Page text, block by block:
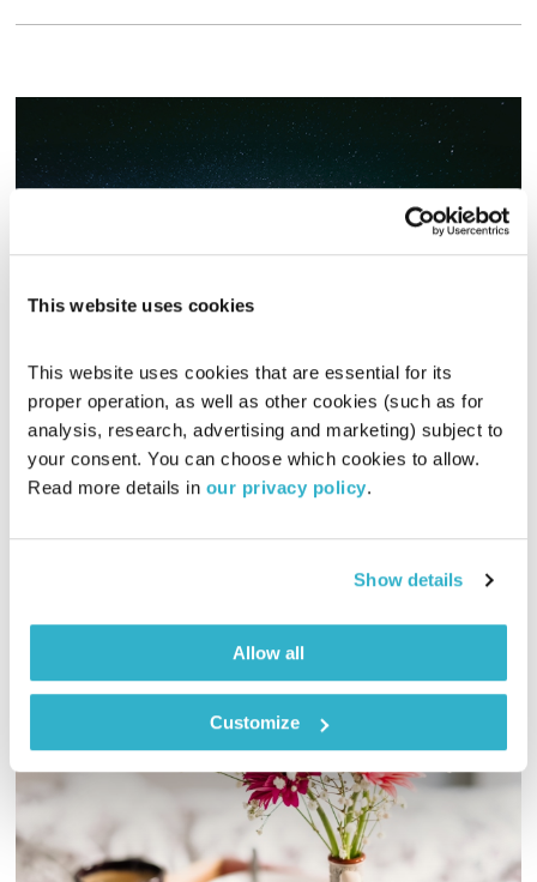
This website uses cookies
This website uses cookies that are essential for its
proper operation, as well as other cookies (such as for
analysis, research, advertising and marketing) subject to
your consent. You can choose which cookies to allow.
Read more details in our privacy policy.
Show details
Allow all
Customize
עולם קטן – 29.12.19
עולם קטן
אורי בנקהלטר
29.12.19
01:58:11
מסע מוזיקלי יומי עם אורי בנקהלטר
אודיו